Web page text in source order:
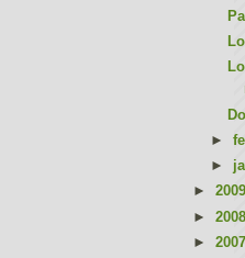
►
►
► 2009
► 2008
► 2007